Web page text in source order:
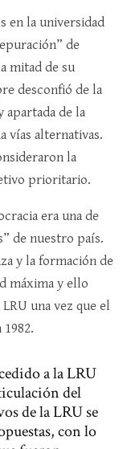
en la universidad
de
mitad de su
desconfió de la
apartada de la
vías alternativas.
la
prioritario.
era una de
de nuestro país.
y la formación de
máxima y ello
una vez que el
a la LRU
del
de la LRU se
con lo